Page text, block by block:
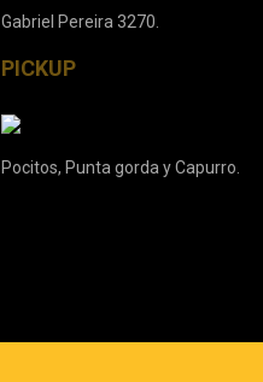
Gabriel Pereira 3270.
PICKUP
Pocitos, Punta gorda y Capurro.